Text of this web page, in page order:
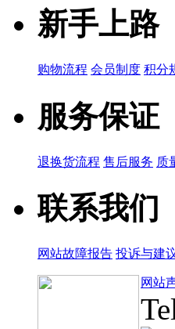
新手上路
购物流程 会员制度 积分
服务保证
退换货流程 售后服务 质
联系我们
网站故障报告 投诉与建
网站